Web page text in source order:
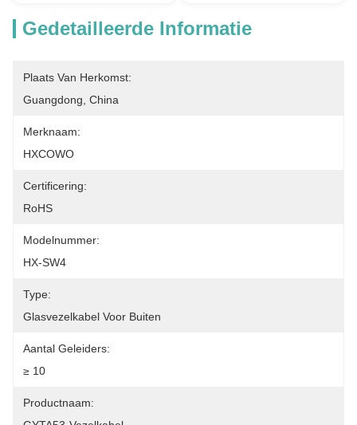
Gedetailleerde Informatie
Plaats Van Herkomst:
Guangdong, China
Merknaam:
HXCOWO
Certificering:
RoHS
Modelnummer:
HX-SW4
Type:
Glasvezelkabel Voor Buiten
Aantal Geleiders:
≥ 10
Productnaam: